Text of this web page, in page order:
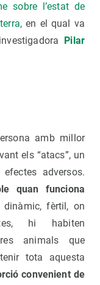
sobre l’estat de
, en el qual va
Pilar
amb millor
els “atacs”, un
adversos.
quan funciona
dinàmic, fèrtil, on
hi habiten
animals que
tota aquesta
convenient de